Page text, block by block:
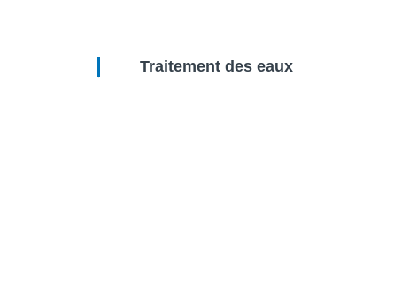
Traitement des eaux